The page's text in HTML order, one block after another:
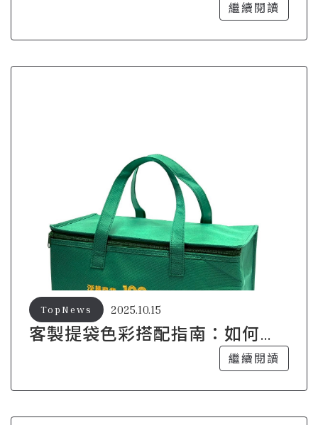
繼續閱讀
客製提袋色彩搭配指南：如何讓
2025.10.15
TopNews
繼續閱讀